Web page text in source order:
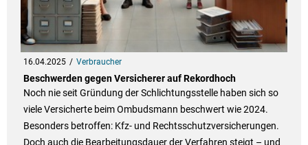
16.04.2025 Verbraucher
Beschwerden gegen Versicherer auf Rekordhoch
Noch nie seit Gründung der Schlichtungsstelle haben sich so
viele Versicherte beim Ombudsmann beschwert wie 2024.
Besonders betroffen: Kfz- und Rechtsschutzversicherungen.
Doch auch die Bearbeitungsdauer der Verfahren steigt – und